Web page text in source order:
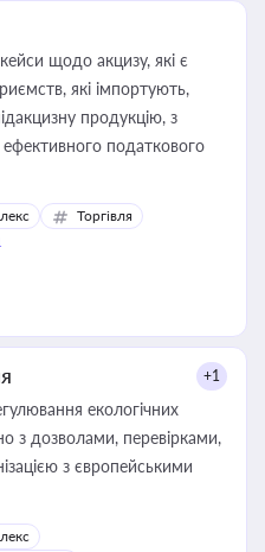
щодо акцизу, які є
які імпортують,
продукцію, з
податкового
Торгівля
+1
екологічних
з дозволами, перевірками,
з європейськими